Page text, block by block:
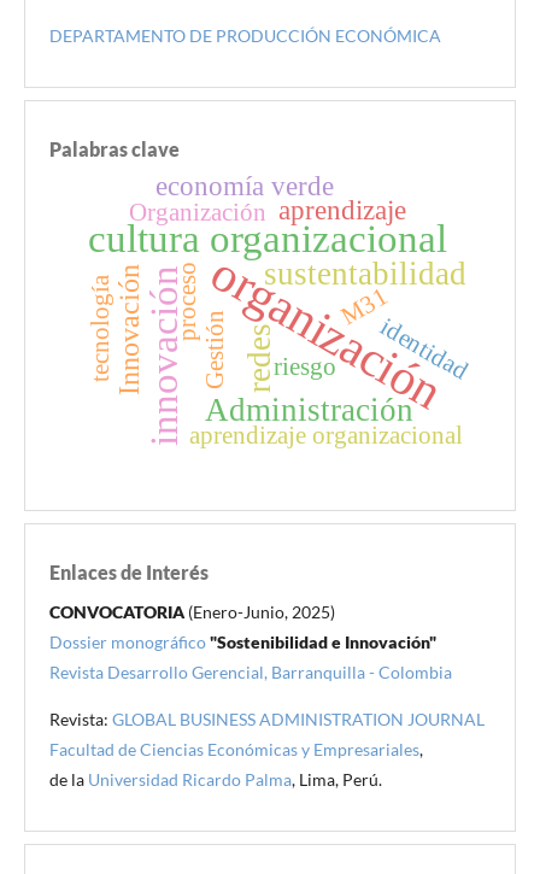
DEPARTAMENTO DE PRODUCCIÓN ECONÓMICA
Palabras clave
organización
cultura organizacional
innovación redes
Administración
sustentabilidad
Innovación
aprendizaje
economía verde
Organización
proceso
Gestión
M31
identidad
riesgo
tecnología
aprendizaje organizacional
Enlaces de Interés
CONVOCATORIA (Enero-Junio, 2025)
Dossier monográfico"Sostenibilidad e Innovación"
Revista Desarrollo Gerencial, Barranquilla - Colombia
Revista: GLOBAL BUSINESS ADMINISTRATION JOURNAL
Facultad de Ciencias Económicas y Empresariales,
de la Universidad Ricardo Palma, Lima, Perú.